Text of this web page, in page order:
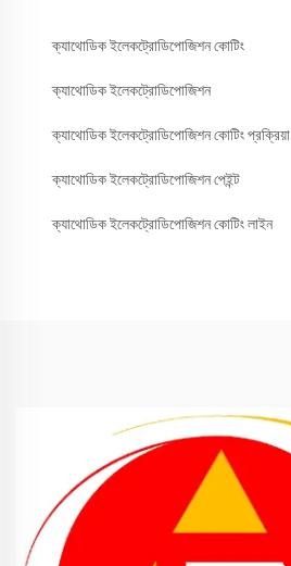
ক্যাথোডিক ইলেকট্রোডিপোজিশন কোটিং
ক্যাথোডিক ইলেকট্রোডিপোজিশন
ক্যাথোডিক ইলেকট্রোডিপোজিশন কোটিং প্রক্রিয়া
ক্যাথোডিক ইলেকট্রোডিপোজিশন পেইন্ট
ক্যাথোডিক ইলেকট্রোডিপোজিশন কোটিং লাইন